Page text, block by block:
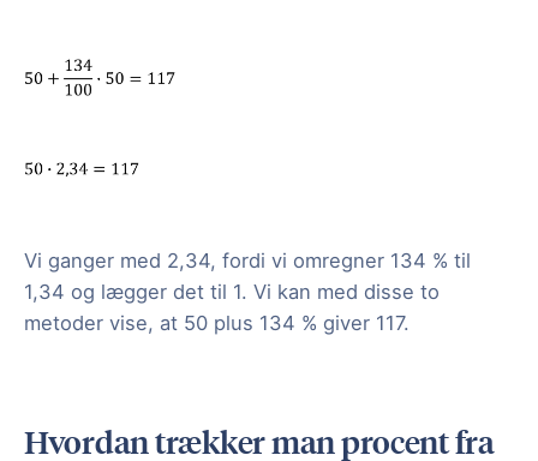
Vi ganger med 2,34, fordi vi omregner 134 % til
1,34 og lægger det til 1. Vi kan med disse to
metoder vise, at 50 plus 134 % giver 117.
Hvordan trækker man procent fra